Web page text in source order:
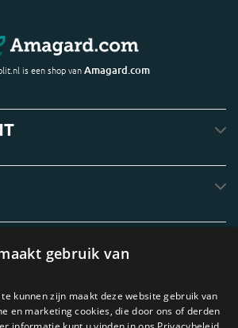
is een shop vanAmagard.com
gebruik van
kunnen zijn maakt deze website gebruik van
en marketing cookies, die door ons of derden